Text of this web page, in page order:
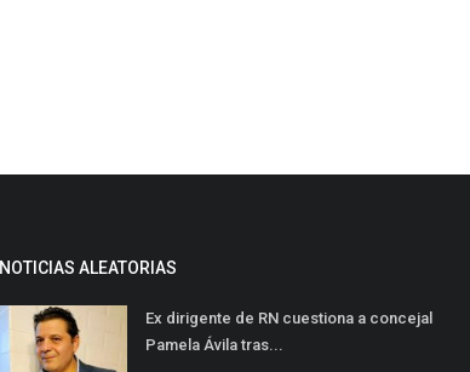
NOTICIAS ALEATORIAS
Ex dirigente de RN cuestiona a concejal
Pamela Ávila tras...